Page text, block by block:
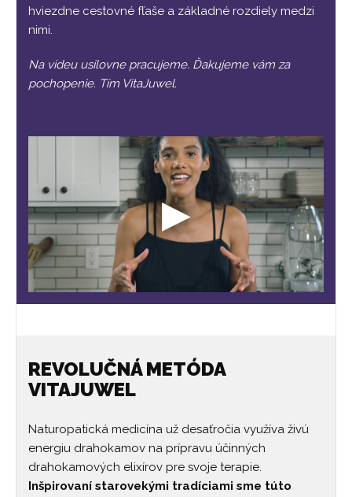
hviezdne cestovné fľaše a základné rozdiely medzi
nimi.
Na videu usilovne pracujeme. Ďakujeme vám za
pochopenie. Tím VitaJuwel.
REVOLUČNÁ METÓDA
VITAJUWEL
Naturopatická medicína už desaťročia využíva živú
energiu drahokamov na prípravu účinných
drahokamových elixírov pre svoje terapie.
Inšpirovaní starovekými tradíciami sme túto